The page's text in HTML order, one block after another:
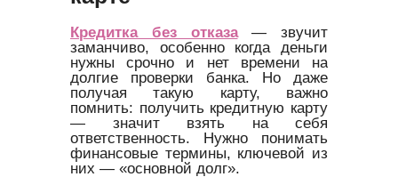
Кредитка без отказа— звучит
заманчиво, особенно когда деньги
нужны срочно и нет времени на
долгие проверки банка. Но даже
получая такую карту, важно
помнить: получить кредитную карту
— значит взять на себя
ответственность. Нужно понимать
финансовые термины, ключевой из
них — «основной долг».